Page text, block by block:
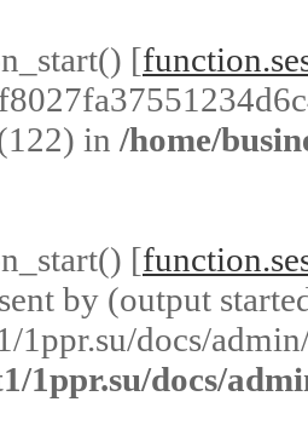
[
in /home/
[
by (output
1ppr.su/docs/
1ppr.su/docs/